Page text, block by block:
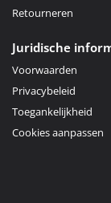
Retourneren
Juridische
Voorwaarden
Privacybeleid
Toegankelijkheid
Cookies aanpassen